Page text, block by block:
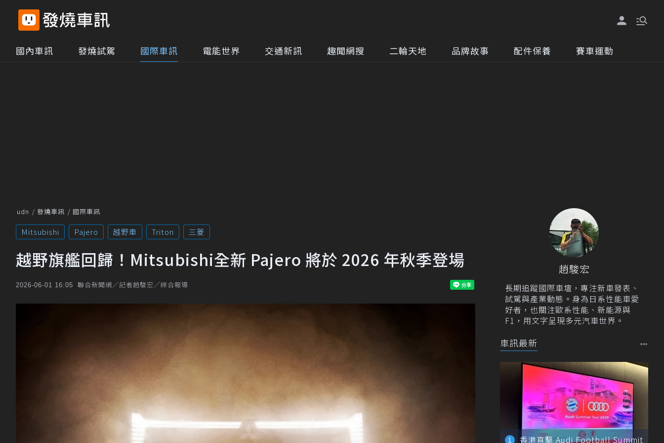
國內車訊 發燒試駕 國際車訊 電能世界 交通新訊 趣聞網搜 二輪天地 品牌故事 配件保養 賽車運動
udn 發燒車訊 國際車訊
Mitsubishi Pajero 越野車 Triton 三菱
越野旗艦回歸！Mitsubishi全新 Pajero 將於 2026 年秋季登場
2026-06-01 16:05 聯合新聞網／記者趙駿宏／綜合報導
趙駿宏
長期追蹤國際車壇，專注新車發表、
試駕與產業動態。身為日系性能車愛
好者，也關注歐系性能、新能源與
F1，用文字呈現多元汽車世界。
車訊最新
香港直擊 Audi Football Summit